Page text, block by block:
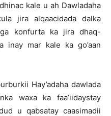
kale u ah Dawladaha
jira alqaacidada dalka
konfurta ka jira dhaq-
inay mar kale ka go’aan
Hay’adaha dawlada
waxa ka faa’iidaystay
u qabsatay caasimadii